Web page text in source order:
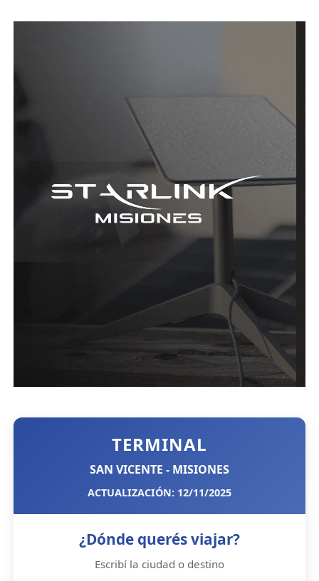
TERMINAL
SAN VICENTE - MISIONES
ACTUALIZACIÓN: 12/11/2025
¿Dónde querés viajar?
Escribí la ciudad o destino